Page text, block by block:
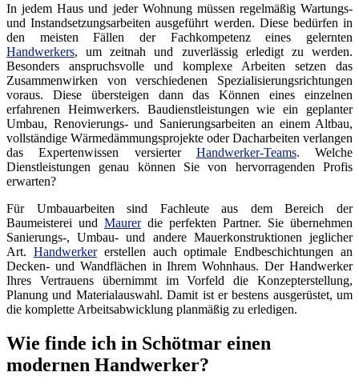
In jedem Haus und jeder Wohnung müssen regelmäßig Wartungs-
und Instandsetzungsarbeiten ausgeführt werden. Diese bedürfen in
den meisten Fällen der Fachkompetenz eines gelernten
Handwerkers, um zeitnah und zuverlässig erledigt zu werden.
Besonders anspruchsvolle und komplexe Arbeiten setzen das
Zusammenwirken von verschiedenen Spezialisierungsrichtungen
voraus. Diese übersteigen dann das Können eines einzelnen
erfahrenen Heimwerkers. Baudienstleistungen wie ein geplanter
Umbau, Renovierungs- und Sanierungsarbeiten an einem Altbau,
vollständige Wärmedämmungsprojekte oder Dacharbeiten verlangen
das Expertenwissen versierter Handwerker-Teams. Welche
Dienstleistungen genau können Sie von hervorragenden Profis
erwarten?
Für Umbauarbeiten sind Fachleute aus dem Bereich der
Baumeisterei und Maurerdie perfekten Partner. Sie übernehmen
Sanierungs-, Umbau- und andere Mauerkonstruktionen jeglicher
Art. Handwerkererstellen auch optimale Endbeschichtungen an
Decken- und Wandflächen in Ihrem Wohnhaus. Der Handwerker
Ihres Vertrauens übernimmt im Vorfeld die Konzepterstellung,
Planung und Materialauswahl. Damit ist er bestens ausgerüstet, um
die komplette Arbeitsabwicklung planmäßig zu erledigen.
Wie finde ich in Schötmar einen
modernen Handwerker?